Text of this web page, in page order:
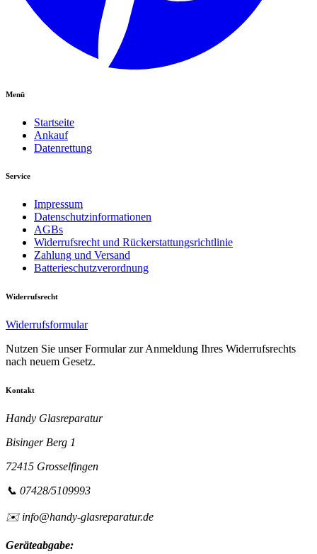
Menü
Startseite
Ankauf
Datenrettung
Service
Impressum
Datenschutzinformationen
AGBs
Widerrufsrecht und Rückerstattungsrichtlinie
Zahlung und Versand
Batterieschutzverordnung
Widerrufsrecht
Widerrufsformular
Nutzen Sie unser Formular zur Anmeldung Ihres Widerrufsrechts
nach neuem Gesetz.
Kontakt
Handy Glasreparatur
Bisinger Berg 1
72415 Grosselfingen
📞 07428/5109993
✉️ info@handy-glasreparatur.de
Geräteabgabe: